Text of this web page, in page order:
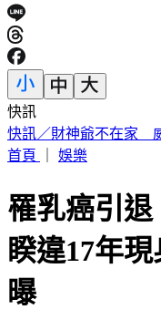
快訊
穿UNIQLO AIRism發現
首頁
娛樂
罹乳癌引退
睽違17年
曝